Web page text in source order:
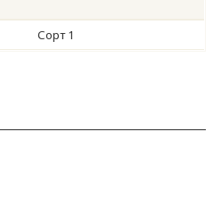
Сорт 1